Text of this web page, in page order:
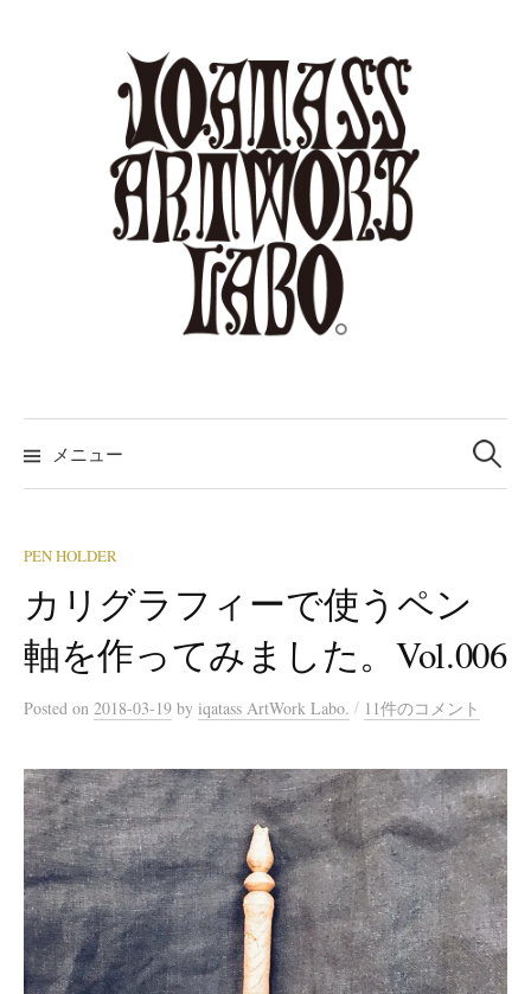
メニュー
検
索:
PEN HOLDER
カリグラフィーで使うペン
軸を作ってみました。Vol.006
Posted on 2018-03-19 by iqatass ArtWork Labo. / 11件のコメント